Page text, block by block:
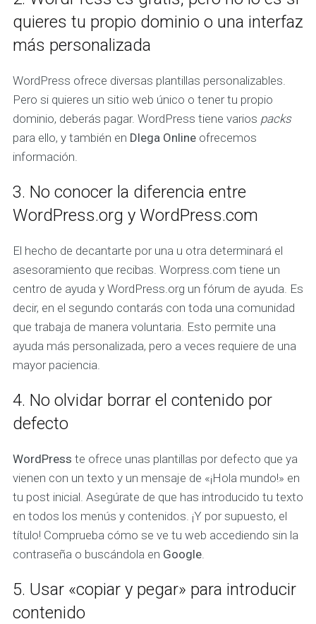
quieres tu propio dominio o una interfaz
más personalizada
WordPress ofrece diversas plantillas personalizables.
Pero si quieres un sitio web único o tener tu propio
dominio, deberás pagar. WordPress tiene varios packs
para ello, y también en Dlega Onlineofrecemos
información.
3. No conocer la diferencia entre
WordPress.org y WordPress.com
El hecho de decantarte por una u otra determinará el
asesoramiento que recibas. Worpress.com tiene un
centro de ayuda y WordPress.org un fórum de ayuda. Es
decir, en el segundo contarás con toda una comunidad
que trabaja de manera voluntaria. Esto permite una
ayuda más personalizada, pero a veces requiere de una
mayor paciencia.
4. No olvidar borrar el contenido por
defecto
WordPress te ofrece unas plantillas por defecto que ya
vienen con un texto y un mensaje de «¡Hola mundo!» en
tu post inicial. Asegúrate de que has introducido tu texto
en todos los menús y contenidos. ¡Y por supuesto, el
título! Comprueba cómo se ve tu web accediendo sin la
contraseña o buscándola en Google.
5. Usar «copiar y pegar» para introducir
contenido